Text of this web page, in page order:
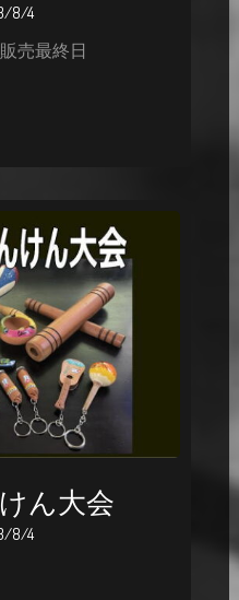
8/4
売最終日
ん大会
8/4